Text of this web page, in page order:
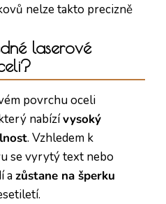
nelze takto precizně
laserové
povrchu oceli
nabízívysoký
. Vzhledem k
se vyrytý text nebo
azůstane na šperku